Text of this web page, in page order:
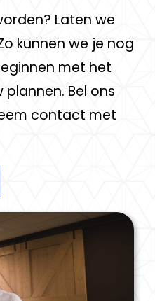
Laten we
kunnen we je nog
met het
Bel ons
contact met